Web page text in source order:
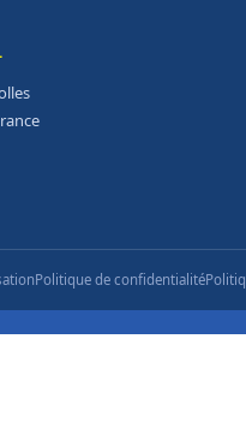
Politique de confidentialité